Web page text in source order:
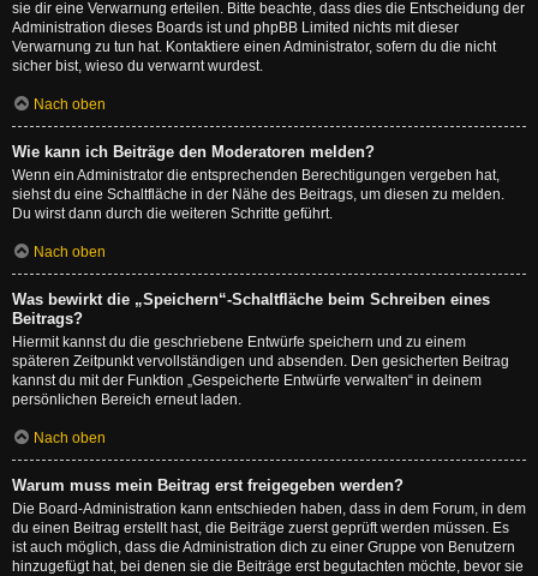
sie dir eine Verwarnung erteilen. Bitte beachte, dass dies die Entscheidung der
Administration dieses Boards ist und phpBB Limited nichts mit dieser
Verwarnung zu tun hat. Kontaktiere einen Administrator, sofern du die nicht
sicher bist, wieso du verwarnt wurdest.
Nach oben
Wie kann ich Beiträge den Moderatoren melden?
Wenn ein Administrator die entsprechenden Berechtigungen vergeben hat,
siehst du eine Schaltfläche in der Nähe des Beitrags, um diesen zu melden.
Du wirst dann durch die weiteren Schritte geführt.
Nach oben
Was bewirkt die „Speichern“-Schaltfläche beim Schreiben eines
Beitrags?
Hiermit kannst du die geschriebene Entwürfe speichern und zu einem
späteren Zeitpunkt vervollständigen und absenden. Den gesicherten Beitrag
kannst du mit der Funktion „Gespeicherte Entwürfe verwalten“ in deinem
persönlichen Bereich erneut laden.
Nach oben
Warum muss mein Beitrag erst freigegeben werden?
Die Board-Administration kann entschieden haben, dass in dem Forum, in dem
du einen Beitrag erstellt hast, die Beiträge zuerst geprüft werden müssen. Es
ist auch möglich, dass die Administration dich zu einer Gruppe von Benutzern
hinzugefügt hat, bei denen sie die Beiträge erst begutachten möchte, bevor sie